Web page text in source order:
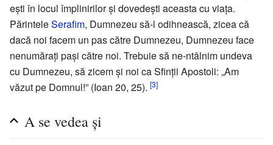
ești în locul împlinirilor și dovedești aceasta cu viața.
PărinteleSerafim, Dumnezeu să-l odihnească, zicea că
dacă noi facem un pas către Dumnezeu, Dumnezeu face
nenumărați pași către noi. Trebuie să ne-ntâlnim undeva
cu Dumnezeu, să zicem și noi ca Sfinții Apostoli: „Am
văzut pe Domnul!” (Ioan 20, 25). [3]
A se vedea și